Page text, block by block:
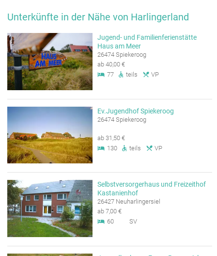
Unterkünfte in der Nähe von Harlingerland
Jugend- und Familienferienstätte
Haus am Meer
26474 Spiekeroog
ab 40,00 €
77
teils VP
Ev.Jugendhof Spiekeroog
26474 Spiekeroog
ab 31,50 €
130
teils VP
Selbstversorgerhaus und Freizeithof
Kastanienhof
26427 Neuharlingersiel
ab 7,00 €
60
SV